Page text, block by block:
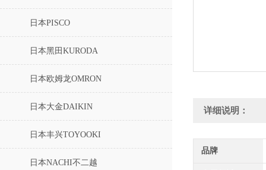
日本PISCO
日本黑田KURODA
日本欧姆龙OMRON
日本大金DAIKIN
日本丰兴TOYOOKI
日本NACHI不二越
详细说明：
品牌